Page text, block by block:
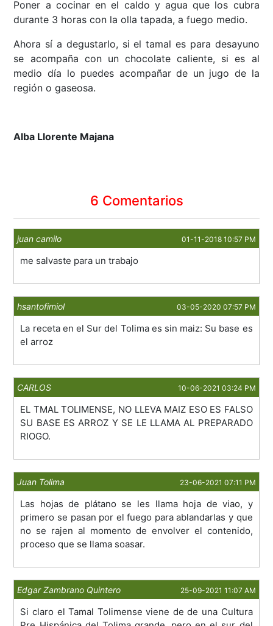
Poner a cocinar en el caldo y agua que los cubra
durante 3 horas con la olla tapada, a fuego medio.
Ahora sí a degustarlo, si el tamal es para desayuno
se acompaña con un chocolate caliente, si es al
medio día lo puedes acompañar de un jugo de la
región o gaseosa.
Alba Llorente Majana
6 Comentarios
juan camilo 01-11-2018 10:57 PM
me salvaste para un trabajo
hsantofimiol 03-05-2020 07:57 PM
La receta en el Sur del Tolima es sin maiz: Su base es
el arroz
CARLOS 10-06-2021 03:24 PM
EL TMAL TOLIMENSE, NO LLEVA MAIZ ESO ES FALSO
SU BASE ES ARROZ Y SE LE LLAMA AL PREPARADO
RIOGO.
Juan Tolima 23-06-2021 07:11 PM
Las hojas de plátano se les llama hoja de viao, y
primero se pasan por el fuego para ablandarlas y que
no se rajen al momento de envolver el contenido,
proceso que se llama soasar.
Edgar Zambrano Quintero 25-09-2021 11:07 AM
Si claro el Tamal Tolimense viene de de una Cultura